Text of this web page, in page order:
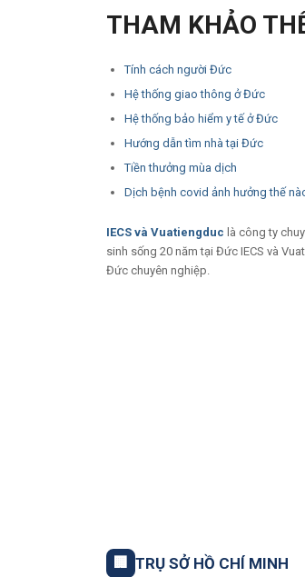
THAM KHẢO
Tính cách người Đức
Hệ thống giao thông ở Đức
Hệ thống bảo hiểm y tế ở Đức
Hướng dẫn tìm nhà tại Đức
Tiền thưởng mùa dịch
Dịch bệnh covid ảnh hưởng thế
IECS vàVuatiengduc là công ty
sinh sống 20 năm tại Đức IECS và
Đức chuyên nghiệp.
🏢 TRỤ SỞ HỒ CHÍ MINH